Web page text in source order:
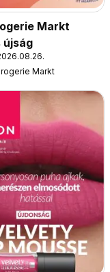
Markt
újság
Markt